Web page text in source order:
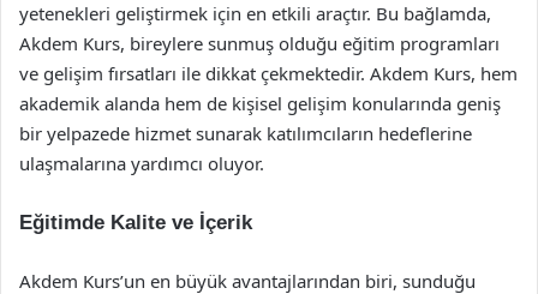
yetenekleri geliştirmek için en etkili araçtır. Bu bağlamda,
Akdem Kurs, bireylere sunmuş olduğu eğitim programları
ve gelişim fırsatları ile dikkat çekmektedir. Akdem Kurs, hem
akademik alanda hem de kişisel gelişim konularında geniş
bir yelpazede hizmet sunarak katılımcıların hedeflerine
ulaşmalarına yardımcı oluyor.
Eğitimde Kalite ve İçerik
Akdem Kurs’un en büyük avantajlarından biri, sunduğu